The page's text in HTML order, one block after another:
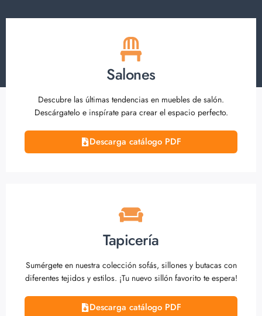
Salones
Descubre las últimas tendencias en muebles de salón.
Descárgatelo e inspírate para crear el espacio perfecto.
Descarga catálogo PDF
Tapicería
Sumérgete en nuestra colección sofás, sillones y butacas con
diferentes tejidos y estilos. ¡Tu nuevo sillón favorito te espera!
Descarga catálogo PDF